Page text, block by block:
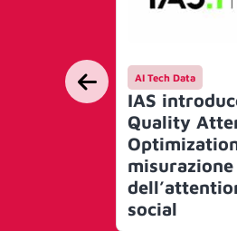
AI Tech Data
IAS
Quality
misurazione
social